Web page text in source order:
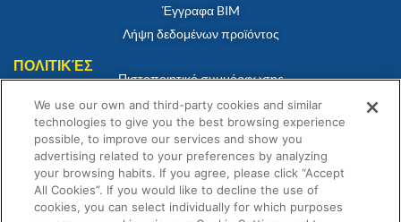
Έγγραφα BIM
Λήψη δεδομένων προϊόντος
ΠΟΛΙΤΙΚΈΣ
Πιστοποιητικό συμμόρφωσης
Πολιτική για τα cookies
Αποποίηση ευθύνης
Πολιτική απορρήτου
Όροι και Προϋποθέσεις Πώλησης
Δήλωση εγγύησης
We use our own and third-party cookies and similar
technologies to give you the best browsing experience
possible, to improve our services and show you
advertising related to your preferences by analyzing
your browsing habits. If you agree, please click “Accept
All Cookies”. If you would like to decline the use of
cookies, you can select individually for which purposes